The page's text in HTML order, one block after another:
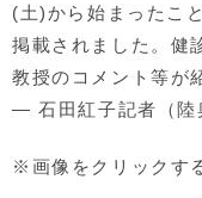
(土)から始まったこ
掲載されました。健
教授のコメント等が
― 石田紅子記者（陸
※画像をクリックす